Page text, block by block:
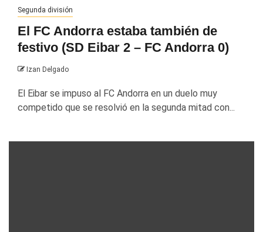
Segunda división
El FC Andorra estaba también de
festivo (SD Eibar 2 – FC Andorra 0)
Izan Delgado
El Eibar se impuso al FC Andorra en un duelo muy
competido que se resolvió en la segunda mitad con...